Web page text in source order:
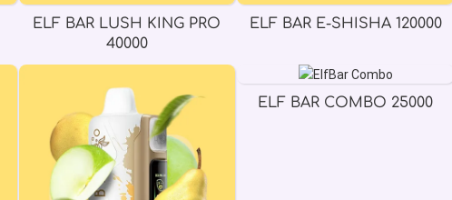
ELF BAR LUSH KING PRO
40000
ELF BAR E-SHISHA 120000
ELF BAR COMBO 25000